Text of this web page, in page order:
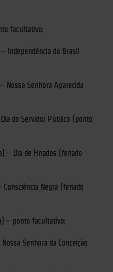
facultativo;
Independência do Brasil
Senhora Aparecida
do Servidor Público (ponto
– Dia de Finados (feriado
Negra (feriado
– ponto facultativo;
Senhora da Conceição